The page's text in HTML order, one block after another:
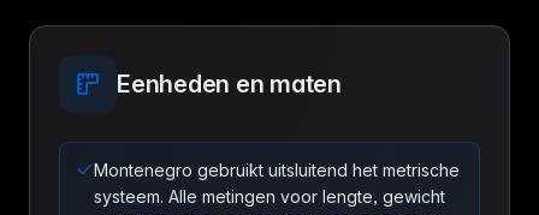
Eenheden en maten
Montenegro gebruikt uitsluitend het metrische
systeem. Alle metingen voor lengte, gewicht